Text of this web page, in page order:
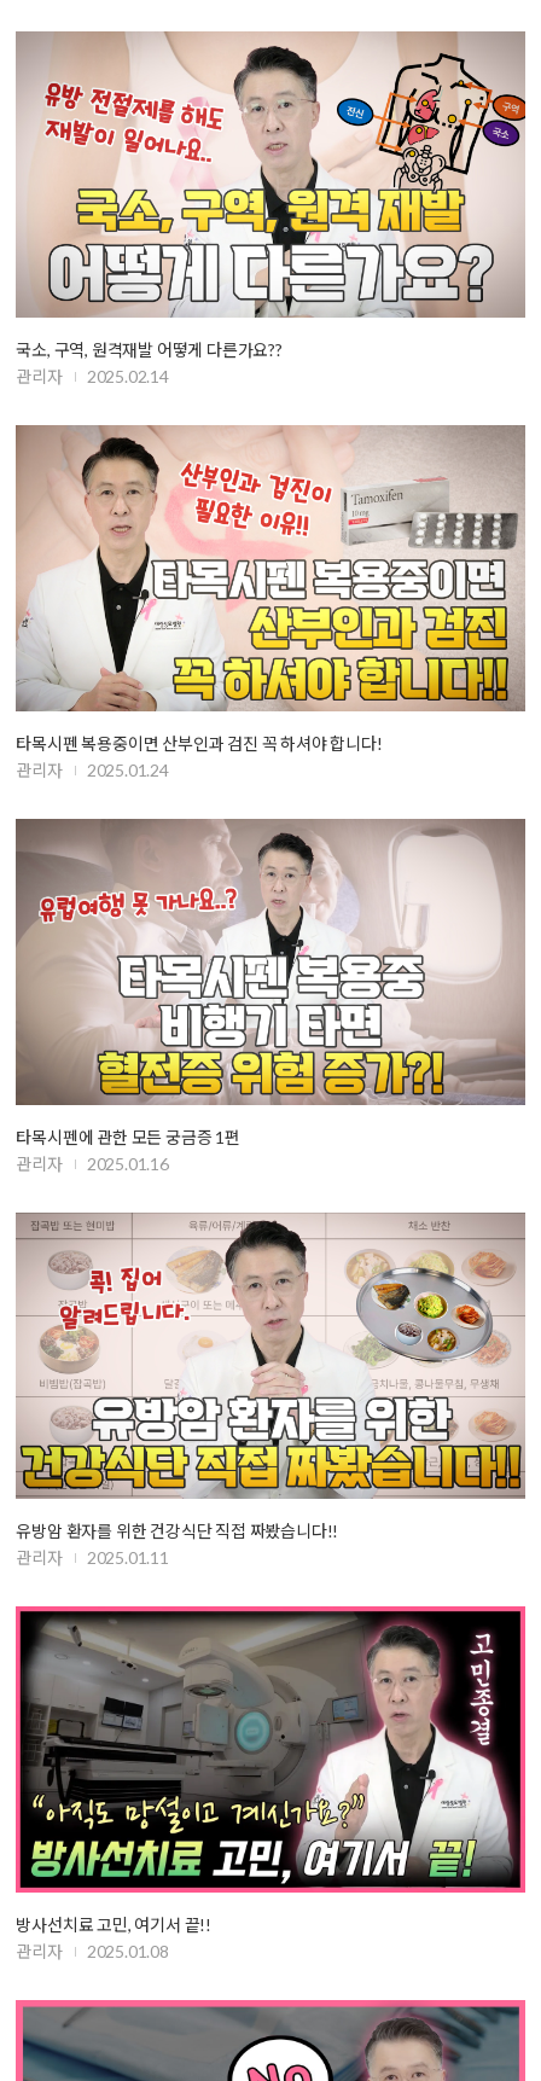
국소, 구역, 원격재발 어떻게 다른가요??
관리자
2025.02.14
타목시펜 복용중이면 산부인과 검진 꼭 하셔야 합니다!
관리자
2025.01.24
타목시펜에 관한 모든 궁금증 1편
관리자
2025.01.16
유방암 환자를 위한 건강식단 직접 짜봤습니다!!
관리자
2025.01.11
방사선치료 고민, 여기서 끝!!
관리자
2025.01.08